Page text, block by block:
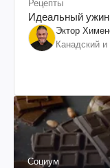
Рецепты
Идеальный ужин
Эктор
Канадский
Социум